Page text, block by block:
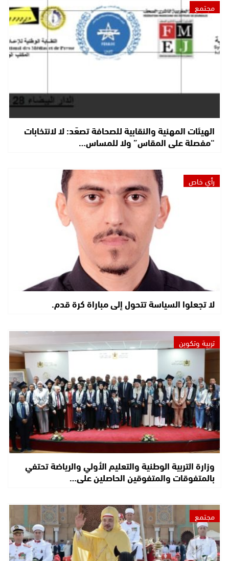
مجتمع
الهيئات المهنية والنقابية للصحافة تصعّد: لا لانتخابات
“مفصلة على المقاس” ولا للمساس…
رأي خاص
لا تجعلوا السياسة تتحول إلى مباراة كرة قدم.
تربية وتكوين
وزارة التربية الوطنية والتعليم الأولي والرياضة تحتفي
بالمتفوقات والمتفوقين الحاصلين على…
مجتمع